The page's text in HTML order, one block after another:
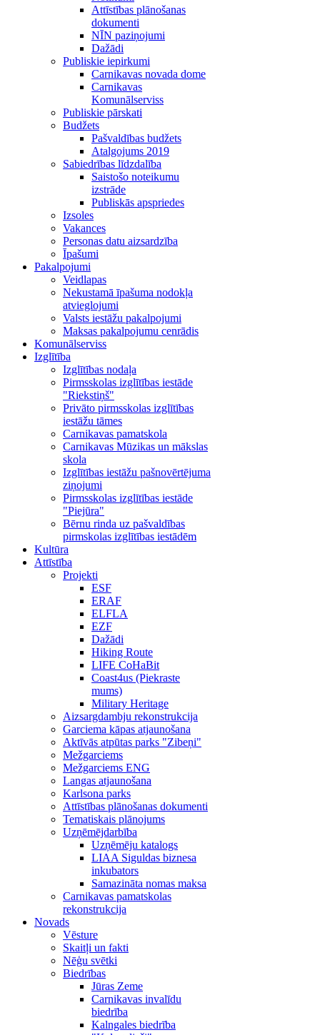
Attīstības plānošanas
dokumenti
NĪN paziņojumi
Dažādi
Publiskie iepirkumi
Carnikavas novada dome
Carnikavas
Komunālserviss
Publiskie pārskati
Budžets
Pašvaldības budžets
Atalgojums 2019
Sabiedrības līdzdalība
Saistošo noteikumu
izstrāde
Publiskās apspriedes
Izsoles
Vakances
Personas datu aizsardzība
Īpašumi
Pakalpojumi
Veidlapas
Nekustamā īpašuma nodokļa
atvieglojumi
Valsts iestāžu pakalpojumi
Maksas pakalpojumu cenrādis
Komunālserviss
Izglītība
Izglītības nodaļa
Pirmsskolas izglītības iestāde
"Riekstiņš"
Privāto pirmsskolas izglītības
iestāžu tāmes
Carnikavas pamatskola
Carnikavas Mūzikas un mākslas
skola
Izglītības iestāžu pašnovērtējuma
ziņojumi
Pirmsskolas izglītības iestāde
"Piejūra"
Bērnu rinda uz pašvaldības
pirmskolas izglītības iestādēm
Kultūra
Attīstība
Projekti
ESF
ERAF
ELFLA
EZF
Dažādi
Hiking Route
LIFE CoHaBit
Coast4us (Piekraste
mums)
Military Heritage
Aizsargdambju rekonstrukcija
Garciema kāpas atjaunošana
Aktīvās atpūtas parks "Zibeņi"
Mežgarciems
Mežgarciems ENG
Langas atjaunošana
Karlsona parks
Attīstības plānošanas dokumenti
Tematiskais plānojums
Uzņēmējdarbība
Uzņēmēju katalogs
LIAA Siguldas biznesa
inkubators
Samazināta nomas maksa
Carnikavas pamatskolas
rekonstrukcija
Novads
Vēsture
Skaitļi un fakti
Nēģu svētki
Biedrības
Jūras Zeme
Carnikavas invalīdu
biedrība
Kalngales biedrība